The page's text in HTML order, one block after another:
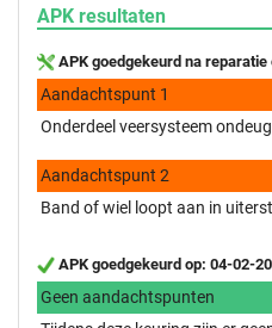
APK resultaten
APK goedgekeurd na
Aandachtspunt 1
Onderdeel veersysteem
Aandachtspunt 2
Band of wiel loopt aan in
APK goedgekeurd op: 04-02-
Geen aandachtspunten